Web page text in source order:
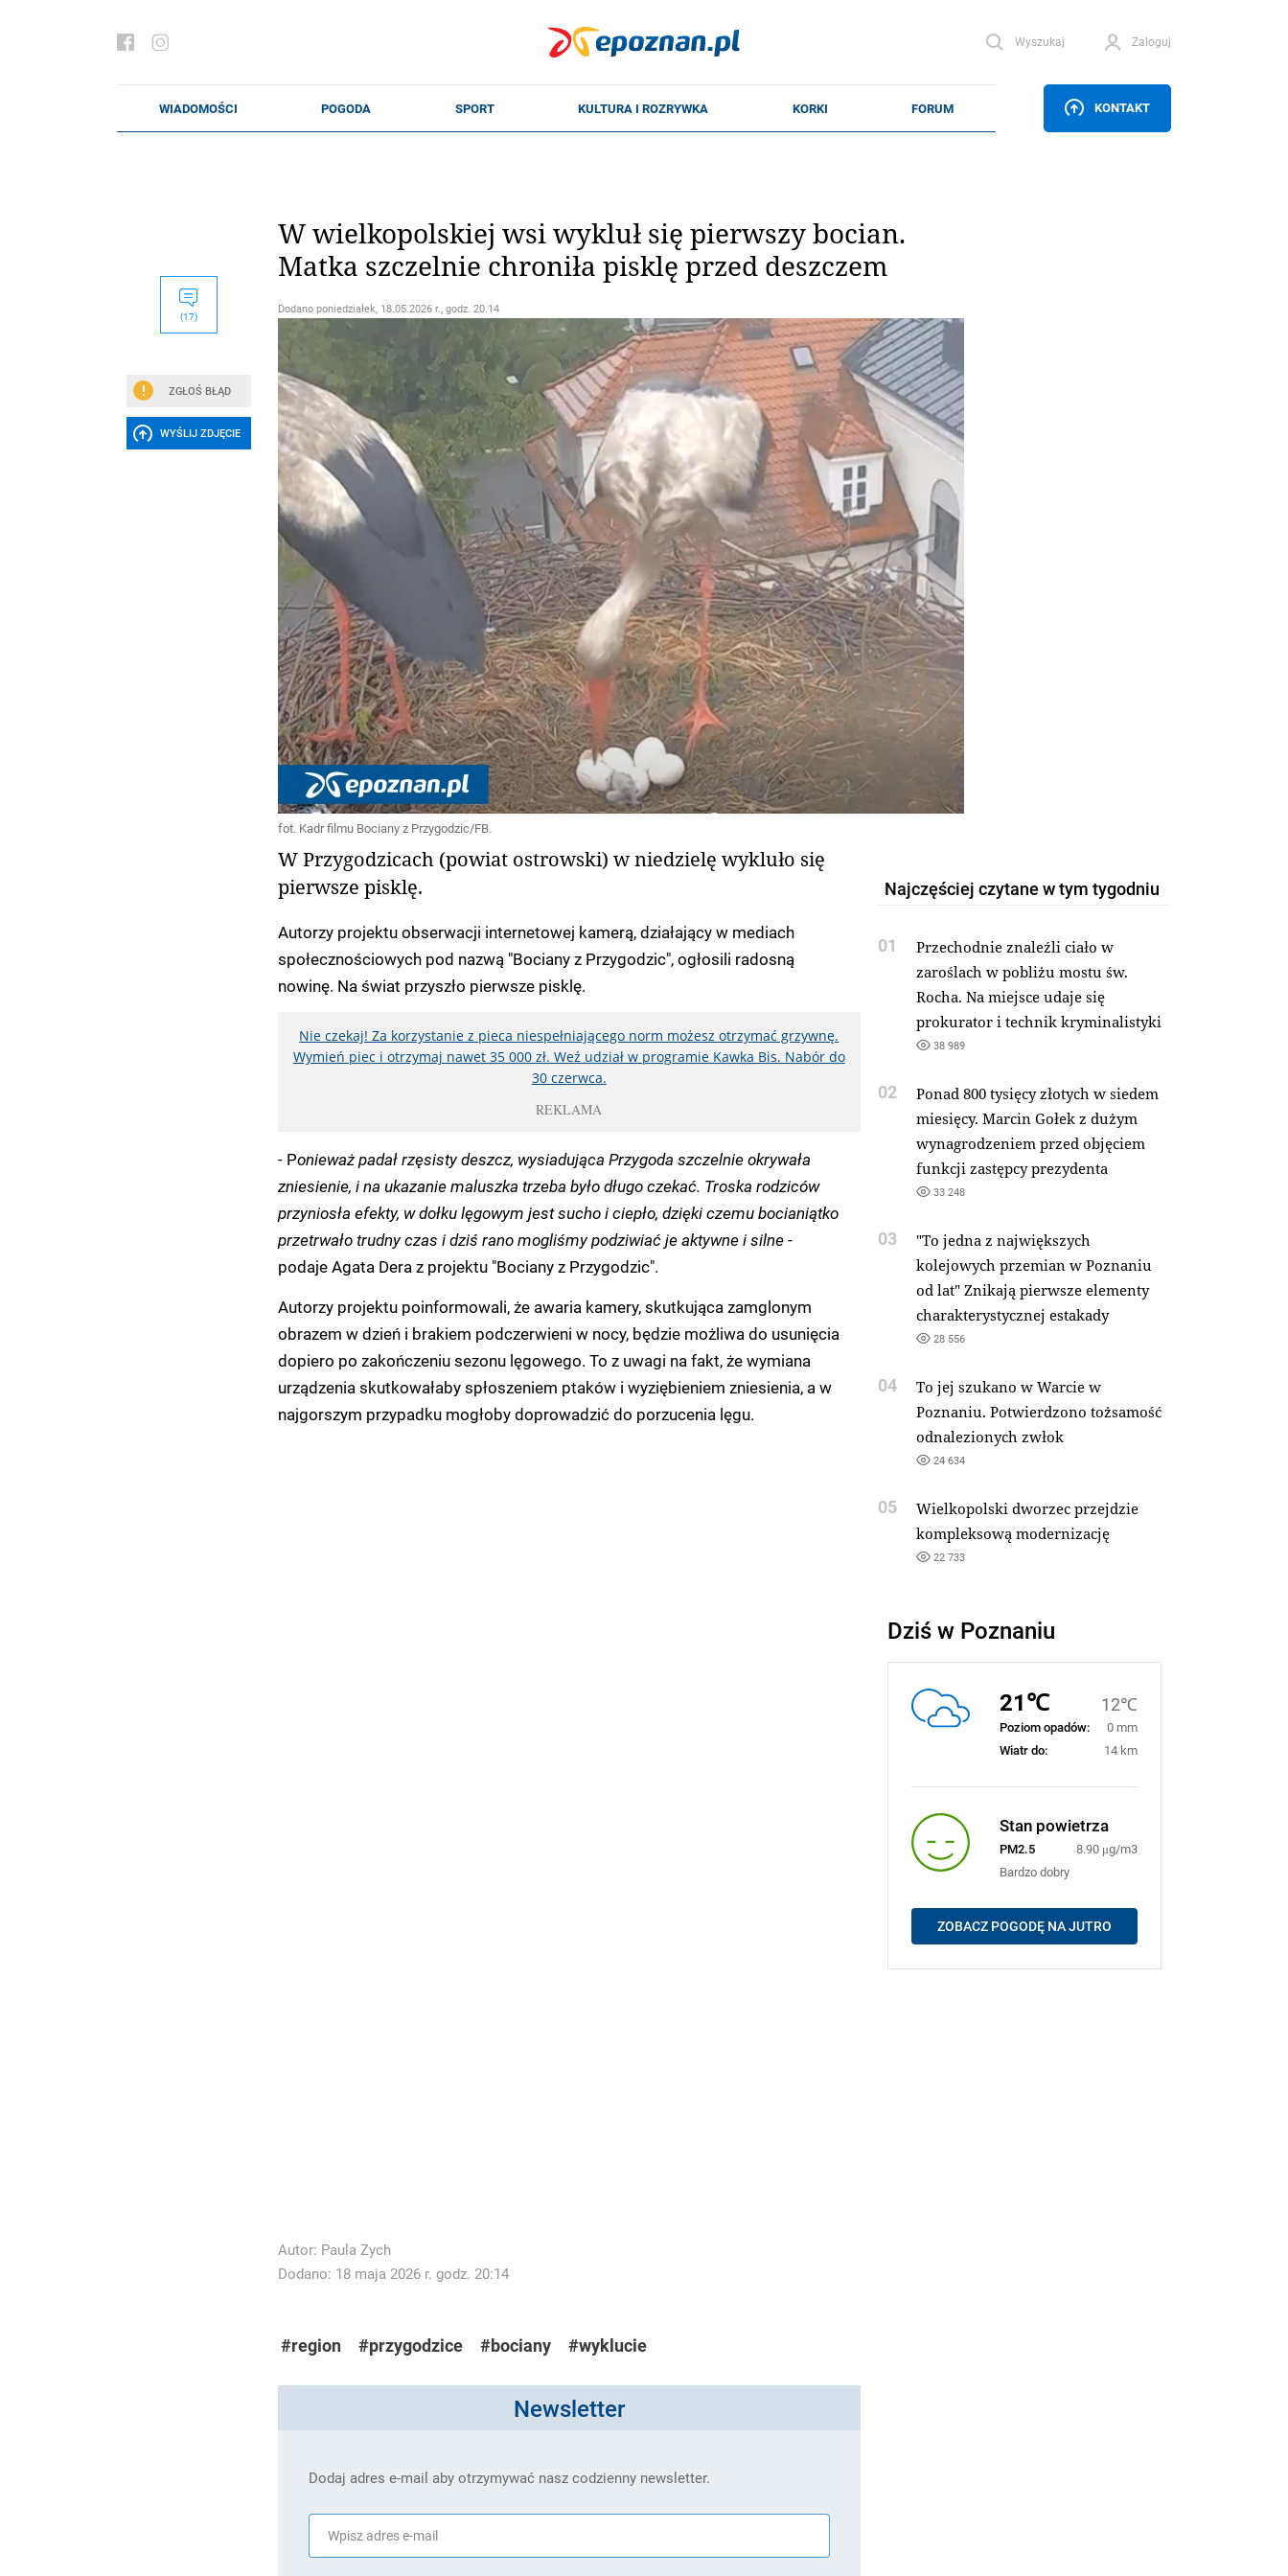
Wyszukaj Zaloguj
KONTAKT
(17)
ZGŁOŚ BŁĄD
WYŚLIJ ZDJĘCIE
W wielkopolskiej wsi wykluł się pierwszy bocian.
Matka szczelnie chroniła pisklę przed deszczem
Dodano poniedziałek, 18.05.2026 r., godz. 20.14
fot. Kadr filmu Bociany z Przygodzic/FB.
W Przygodzicach (powiat ostrowski) w niedzielę wykluło się
pierwsze pisklę.
Autorzy projektu obserwacji internetowej kamerą, działający w mediach
społecznościowych pod nazwą "Bociany z Przygodzic", ogłosili radosną
nowinę. Na świat przyszło pierwsze pisklę.
Nie czekaj! Za korzystanie z pieca niespełniającego norm możesz otrzymać grzywnę.
Wymień piec i otrzymaj nawet 35 000 zł. Weź udział w programie Kawka Bis. Nabór do
30 czerwca.
REKLAMA
- Ponieważ padał rzęsisty deszcz, wysiadująca Przygoda szczelnie okrywała
zniesienie, i na ukazanie maluszka trzeba było długo czekać. Troska rodziców
przyniosła efekty, w dołku lęgowym jest sucho i ciepło, dzięki czemu bocianiątko
przetrwało trudny czas i dziś rano mogliśmy podziwiać je aktywne i silne-
podaje Agata Dera z projektu "Bociany z Przygodzic".
Autorzy projektu poinformowali, że awaria kamery, skutkująca zamglonym
obrazem w dzień i brakiem podczerwieni w nocy, będzie możliwa do usunięcia
dopiero po zakończeniu sezonu lęgowego. To z uwagi na fakt, że wymiana
urządzenia skutkowałaby spłoszeniem ptaków i wyziębieniem zniesienia, a w
najgorszym przypadku mogłoby doprowadzić do porzucenia lęgu.
Autor: Paula Zych
Dodano: 18 maja 2026 r. godz. 20:14
#region #przygodzice #bociany #wyklucie
Newsletter
Dodaj adres e-mail aby otrzymywać nasz codzienny newsletter.
Najczęściej czytane w tym tygodniu
01
Przechodnie znaleźli ciało w
zaroślach w pobliżu mostu św.
Rocha. Na miejsce udaje się
prokurator i technik kryminalistyki
38 989
02
Ponad 800 tysięcy złotych w siedem
miesięcy. Marcin Gołek z dużym
wynagrodzeniem przed objęciem
funkcji zastępcy prezydenta
33 248
03
"To jedna z największych
kolejowych przemian w Poznaniu
od lat" Znikają pierwsze elementy
charakterystycznej estakady
28 556
04
To jej szukano w Warcie w
Poznaniu. Potwierdzono tożsamość
odnalezionych zwłok
24 634
05
Wielkopolski dworzec przejdzie
kompleksową modernizację
22 733
Dziś w Poznaniu
21℃ 12℃
Poziom opadów:
0 mm
Wiatr do:
14 km
Stan powietrza
PM2.5
8.90 μg/m3
Bardzo dobry
ZOBACZ POGODĘ NA JUTRO